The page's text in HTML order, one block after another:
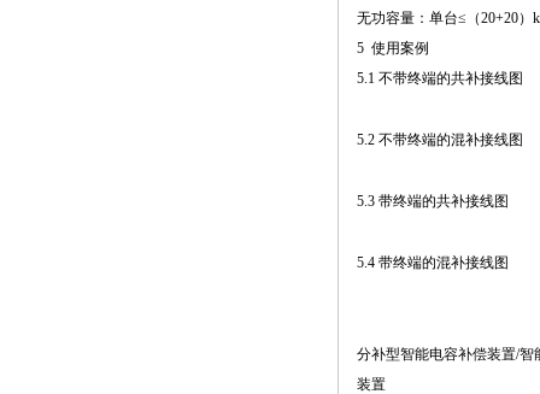
无功容量：单台≤（20+20）
5 使用案例
5.1 不带终端的共补接线图
5.2 不带终端的混补接线图
5.3 带终端的共补接线图
5.4 带终端的混补接线图
分补型智能电容补偿装置/
装置